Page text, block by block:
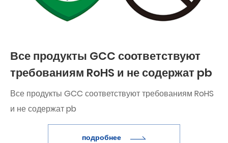
Все продукты GCC соответствуют
требованиям RoHS и не содержат pb
Все продукты GCC соответствуют требованиям RoHS
и не содержат pb
подробнее